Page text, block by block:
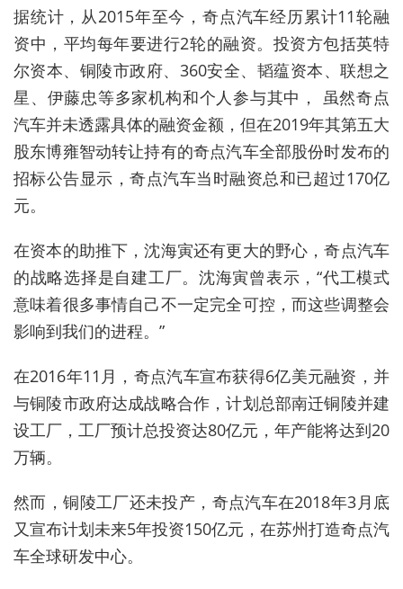
据统计，从2015年至今，奇点汽车经历累计11轮融
资中，平均每年要进行2轮的融资。投资方包括英特
尔资本、铜陵市政府、360安全、韬蕴资本、联想之
星、伊藤忠等多家机构和个人参与其中， 虽然奇点
汽车并未透露具体的融资金额，但在2019年其第五大
股东博雍智动转让持有的奇点汽车全部股份时发布的
招标公告显示，奇点汽车当时融资总和已超过170亿
元。
在资本的助推下，沈海寅还有更大的野心，奇点汽车
的战略选择是自建工厂。沈海寅曾表示，“代工模式
意味着很多事情自己不一定完全可控，而这些调整会
影响到我们的进程。”
在2016年11月，奇点汽车宣布获得6亿美元融资，并
与铜陵市政府达成战略合作，计划总部南迁铜陵并建
设工厂，工厂预计总投资达80亿元，年产能将达到20
万辆。
然而，铜陵工厂还未投产，奇点汽车在2018年3月底
又宣布计划未来5年投资150亿元，在苏州打造奇点汽
车全球研发中心。